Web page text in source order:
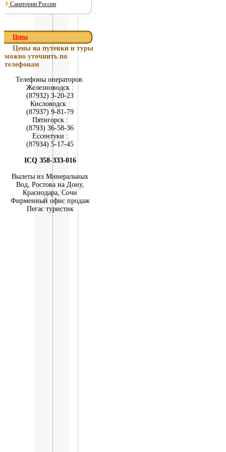
Санатории России
Цены
Цены на путевки и туры
можно уточнить по
телефонам
Телефоны операторов:
Железноводск :
(879З2) З-20-2З
Кисловодск :
(879З7) 9-81-79
Пятигорск :
(879З) З6-58-З6
Ессентуки :
(879З4) 5-17-45
ICQ З58-ЗЗЗ-016
Вылеты из Минеральных
Вод, Ростова на Дону,
Краснодара, Сочи
Фирменный офис продаж
Пегас туристик